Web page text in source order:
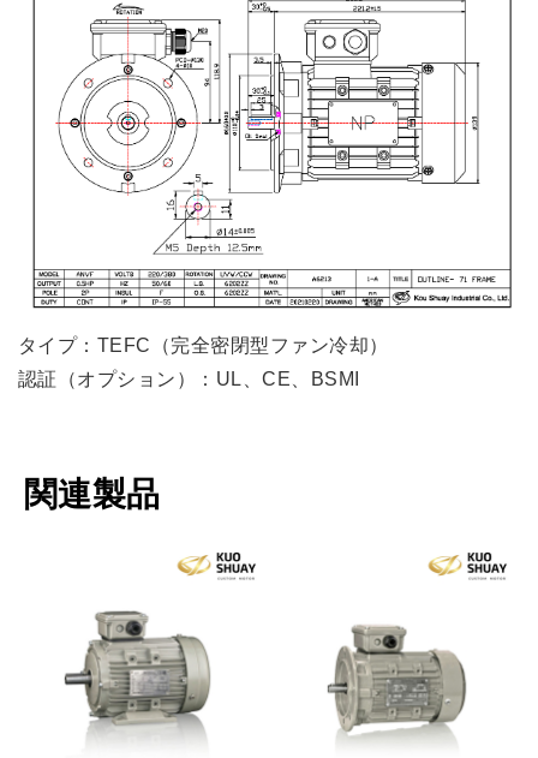
タイプ：TEFC（完全密閉型ファン冷却）
認証（オプション）：UL、CE、BSMI
関連製品